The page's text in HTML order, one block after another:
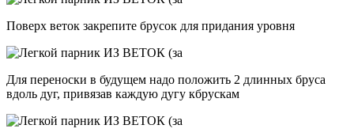
Поверх веток закрепите брусок для придания уровня
Для переноски в будущем надо положить 2 длинных бруса
вдоль дуг, привязав каждую дугу кбрускам